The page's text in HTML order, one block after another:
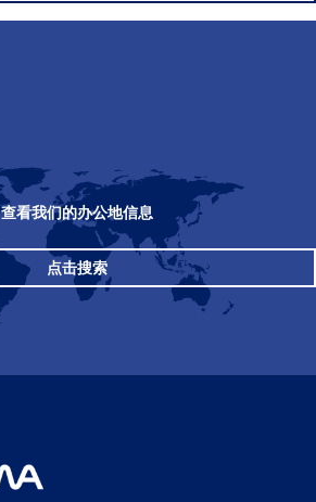
查看我们的办公地信息
点击搜索